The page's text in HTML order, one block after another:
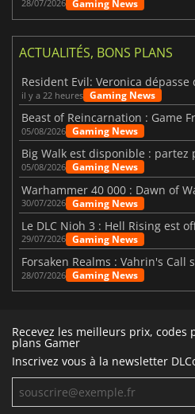
28/07/2026 Gaming News
ACTUALITÉS, BONS PLANS
il y a 22 heures Gaming News
05/08/2026 Gaming News
05/08/2026 Gaming News
30/07/2026 Gaming News
29/07/2026 Gaming News
28/07/2026 Gaming News
Recevez les meilleurs prix, codes
plans Gamer
Inscrivez vous à la newsletter